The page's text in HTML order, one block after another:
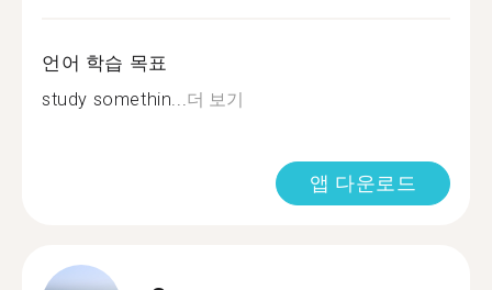
언어 학습 목표
study somethin...더 보기
앱 다운로드